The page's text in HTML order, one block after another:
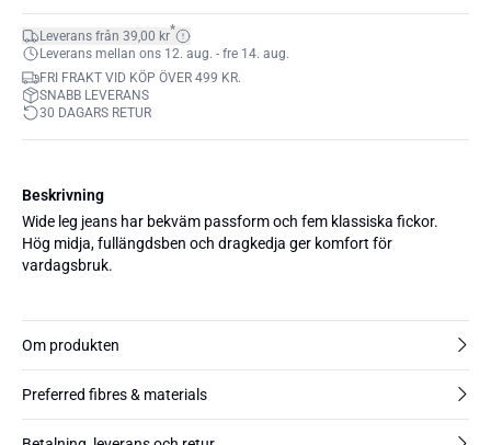
Leverans från 39,00 kr*
Leverans mellan ons 12. aug. - fre 14. aug.
FRI FRAKT VID KÖP ÖVER 499 KR.
SNABB LEVERANS
30 DAGARS RETUR
Beskrivning
Wide leg jeans har bekväm passform och fem klassiska fickor.
Hög midja, fullängdsben och dragkedja ger komfort för
vardagsbruk.
Om produkten
Preferred fibres & materials